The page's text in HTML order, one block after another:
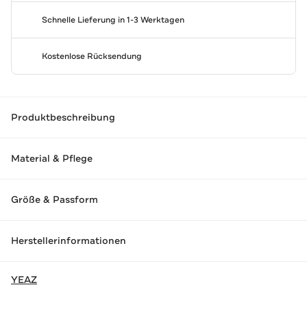
Schnelle Lieferung in 1-3 Werktagen
Kostenlose Rücksendung
Produktbeschreibung
Material & Pflege
Größe & Passform
Herstellerinformationen
YEAZ